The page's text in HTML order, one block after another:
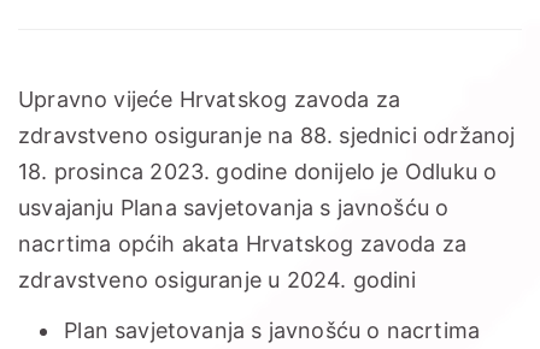
Upravno vijeće Hrvatskog zavoda za
zdravstveno osiguranje na 88. sjednici održanoj
18. prosinca 2023. godine donijelo je Odluku o
usvajanju Plana savjetovanja s javnošću o
nacrtima općih akata Hrvatskog zavoda za
zdravstveno osiguranje u 2024. godini
Plan savjetovanja s javnošću o nacrtima